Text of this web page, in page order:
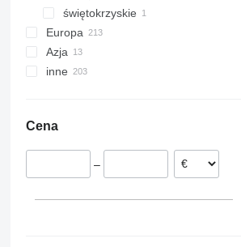
Kraków
Olesno
świętokrzyskie
Górno
Europa
Rumunia
Francja
Bułgaria
Azja
Turcja
inne
Cena
–